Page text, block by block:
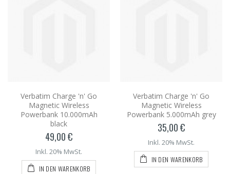
Verbatim Charge 'n' Go
Magnetic Wireless
Powerbank 10.000mAh
black
49,00 €
Inkl. 20% MwSt.
IN DEN WARENKORB
Verbatim Charge 'n' Go
Magnetic Wireless
Powerbank 5.000mAh grey
35,00 €
Inkl. 20% MwSt.
IN DEN WARENKORB